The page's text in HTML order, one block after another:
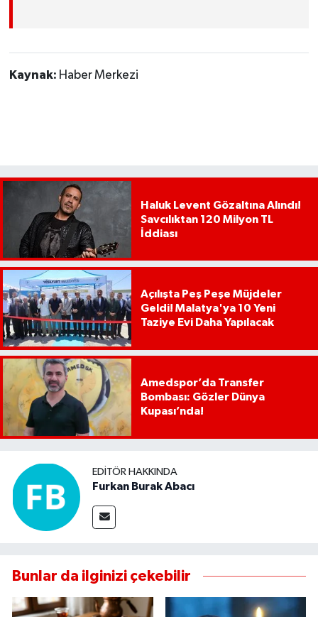
Kaynak: Haber Merkezi
Haluk Levent Gözaltına Alındı!
Savcılıktan 120 Milyon TL
İddiası
Açılışta Peş Peşe Müjdeler
Geldi! Malatya'ya 10 Yeni
Taziye Evi Daha Yapılacak
Amedspor’da Transfer
Bombası: Gözler Dünya
Kupası’nda!
EDITÖR HAKKINDA
Furkan Burak Abacı
Bunlar da ilginizi çekebilir